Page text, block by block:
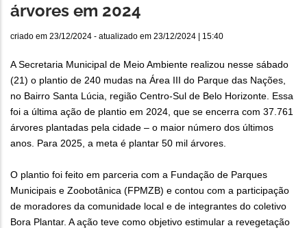
árvores em 2024
criado em 23/12/2024 - atualizado em 23/12/2024 | 15:40
A Secretaria Municipal de Meio Ambiente realizou nesse sábado
(21) o plantio de 240 mudas na Área III do Parque das Nações,
no Bairro Santa Lúcia, região Centro-Sul de Belo Horizonte. Essa
foi a última ação de plantio em 2024, que se encerra com 37.761
árvores plantadas pela cidade – o maior número dos últimos
anos. Para 2025, a meta é plantar 50 mil árvores.
O plantio foi feito em parceria com a Fundação de Parques
Municipais e Zoobotânica (FPMZB) e contou com a participação
de moradores da comunidade local e de integrantes do coletivo
Bora Plantar. A ação teve como objetivo estimular a revegetação